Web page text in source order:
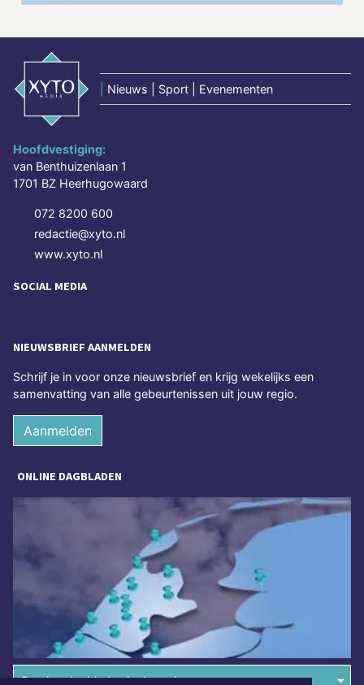
Nieuws | Sport | Evenementen
Hoofdvestiging:
van Benthuizenlaan 1
1701 BZ Heerhugowaard
072 8200 600
redactie@xyto.nl
www.xyto.nl
SOCIAL MEDIA
NIEUWSBRIEF AANMELDEN
Schrijf je in voor onze nieuwsbrief en krijg wekelijks een
samenvatting van alle gebeurtenissen uit jouw regio.
Aanmelden
ONLINE DAGBLADEN
Overige dagbladen in de regio